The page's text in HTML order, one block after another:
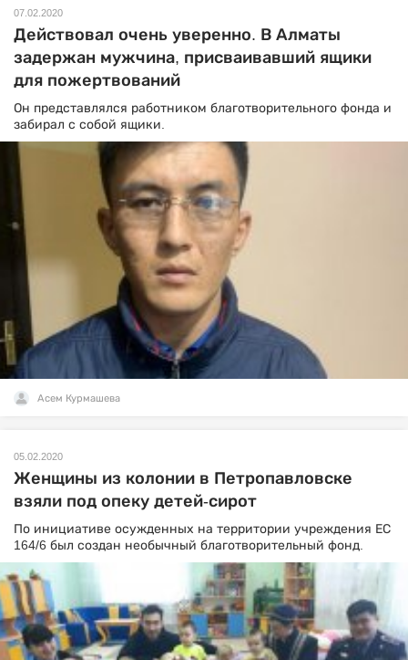
07.02.2020
Действовал очень уверенно. В Алматы
задержан мужчина, присваивавший ящики
для пожертвований
Он представлялся работником благотворительного фонда и
забирал с собой ящики.
Асем Курмашева
05.02.2020
Женщины из колонии в Петропавловске
взяли под опеку детей-сирот
По инициативе осужденных на территории учреждения ЕС
164/6 был создан необычный благотворительный фонд.